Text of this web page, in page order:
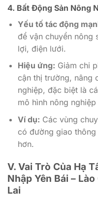
4. Bất Động Sản Nông
Yếu tố tác động
để vận chuyển nông
lợi, điện lưới.
Hiệu ứng: Giảm chi
cận thị trường, nâng
nghiệp, đặc biệt là
mô hình nông
Ví dụ: Các vùng
có đường giao thông
hơn.
V. Vai Trò Của Hạ
Nhập Yên Bái –
Lai